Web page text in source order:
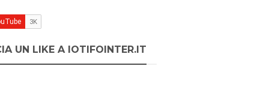
UN LIKE A IOTIFOINTER.IT